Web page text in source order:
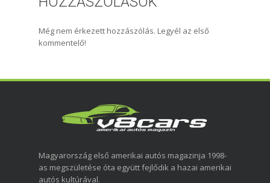
Még nem érkezett hozzászólás. Legyél az első
kommentelő!
Magyarország első amerikai autós magazinja 1998-
as megszületése óta együtt fejlődik a hazai amerikai
autós kultúrával.